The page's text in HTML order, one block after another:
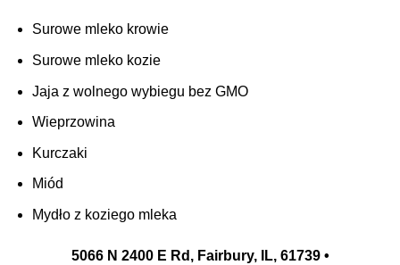
Surowe mleko krowie
Surowe mleko kozie
Jaja z wolnego wybiegu bez GMO
Wieprzowina
Kurczaki
Miód
Mydło z koziego mleka
5066 N 2400 E Rd, Fairbury, IL, 61739 •